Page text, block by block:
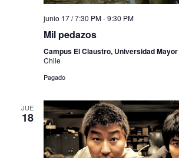
junio 17 / 7:30 PM-9:30 PM
Mil pedazos
Campus El Claustro, Universidad Mayor
Chile
Pagado
JUE
18